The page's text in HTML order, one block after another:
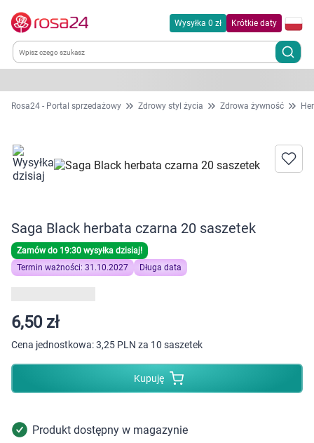
Wysyłka 0 zł Krótkie daty
Kategorie
Dla zwierząt
Zdrowie
Kobieta w ciąży i mama
Dziecko
Higiena
Kosmetyki
Mężczyzna
Rosa24 - Portal sprzedażowy Zdrowy styl życia Zdrowa żywność
Saga Black herbata czarna 20 saszetek
Zamów do 19:30 wysyłka dzisiaj!
Termin ważności: 31.10.2027
Długa data
6,50 zł
Cena jednostkowa:3,25 PLN za 10 saszetek
Kupuję
Produkt dostępny w magazynie